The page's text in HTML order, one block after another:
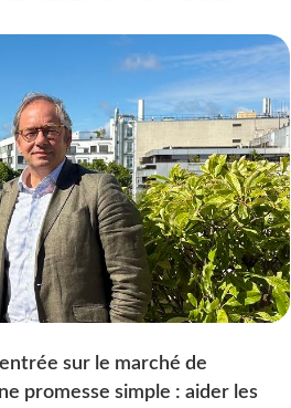
sur le marché de
promesse simple : aider les